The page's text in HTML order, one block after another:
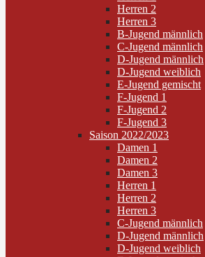
Herren 2
Herren 3
B-Jugend männlich
C-Jugend männlich
D-Jugend männlich
D-Jugend weiblich
E-Jugend gemischt
F-Jugend 1
F-Jugend 2
F-Jugend 3
Saison 2022/2023
Damen 1
Damen 2
Damen 3
Herren 1
Herren 2
Herren 3
C-Jugend männlich
D-Jugend männlich
D-Jugend weiblich